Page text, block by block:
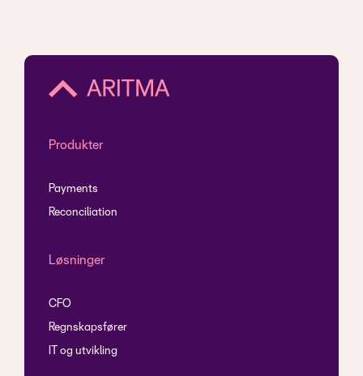
Produkter
Payments
Reconciliation
Løsninger
CFO
Regnskapsfører
IT og utvikling